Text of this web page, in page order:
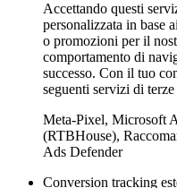
Accettando questi
personalizzata in base
o promozioni per il
comportamento di
successo. Con il tuo
seguenti servizi di
Meta-Pixel, Microsoft
(RTBHouse),
Ads Defender
Conversion tracking